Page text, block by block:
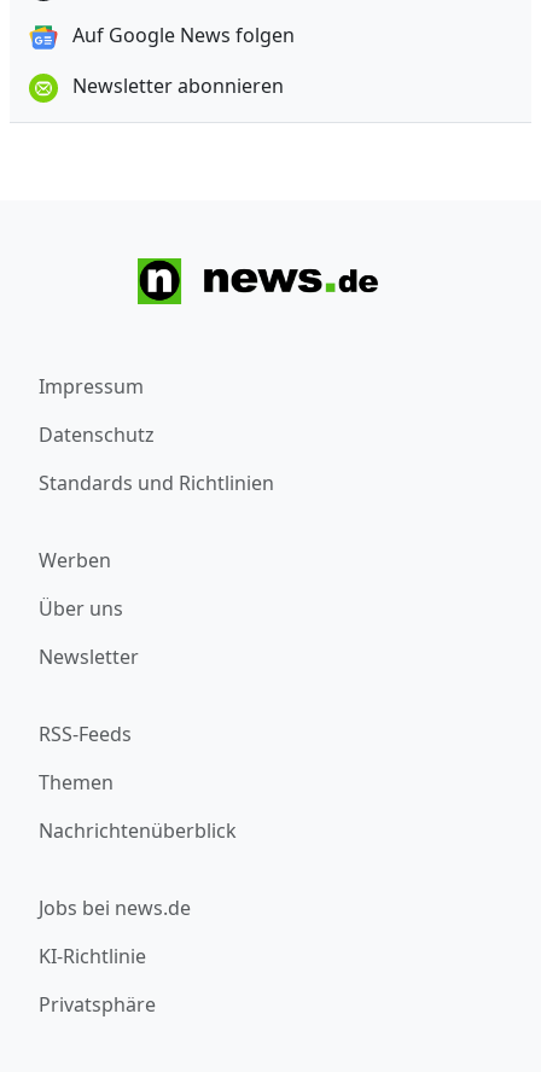
Auf Google News folgen
Newsletter abonnieren
Impressum
Datenschutz
Standards und Richtlinien
Werben
Über uns
Newsletter
RSS-Feeds
Themen
Nachrichtenüberblick
Jobs bei news.de
KI-Richtlinie
Privatsphäre